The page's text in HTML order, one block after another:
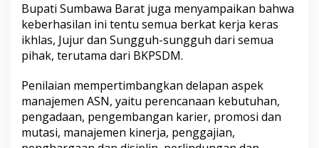
Bupati Sumbawa Barat juga menyampaikan bahwa
keberhasilan ini tentu semua berkat kerja keras
ikhlas, Jujur dan Sungguh-sungguh dari semua
pihak, terutama dari BKPSDM.
Penilaian mempertimbangkan delapan aspek
manajemen ASN, yaitu perencanaan kebutuhan,
pengadaan, pengembangan karier, promosi dan
mutasi, manajemen kinerja, penggajian,